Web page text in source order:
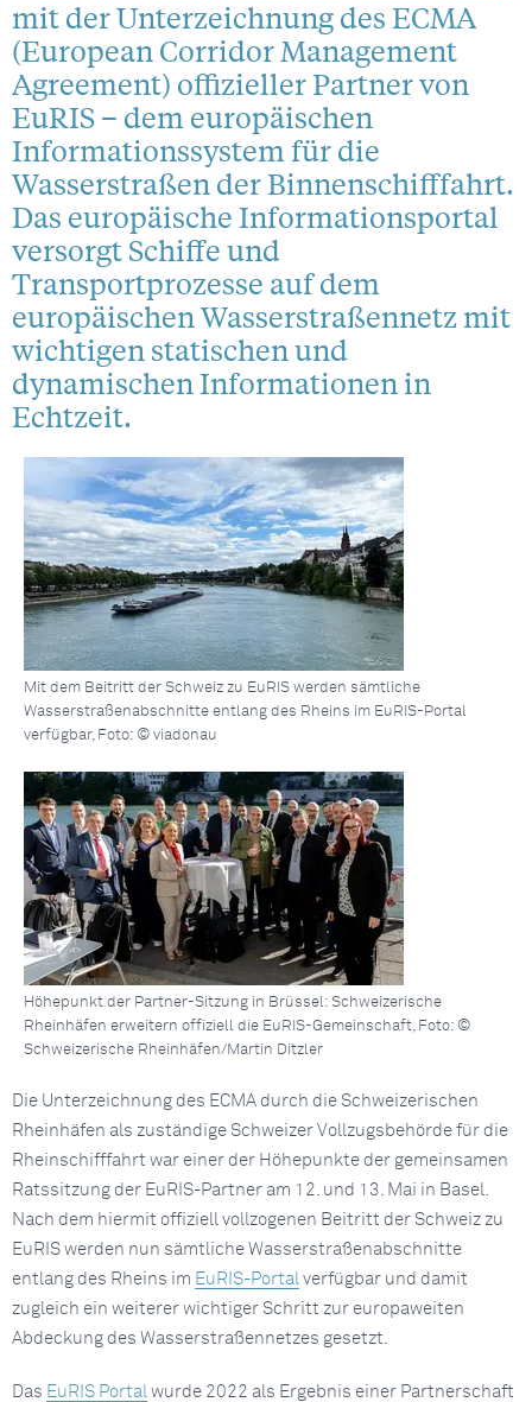
mit der Unterzeichnung des ECMA
(European Corridor Management
Agreement) offizieller Partner von
EuRIS – dem europäischen
Informationssystem für die
Wasserstraßen der Binnenschifffahrt.
Das europäische Informationsportal
versorgt Schiffe und
Transportprozesse auf dem
europäischen Wasserstraßennetz mit
wichtigen statischen und
dynamischen Informationen in
Echtzeit.
Mit dem Beitritt der Schweiz zu EuRIS werden sämtliche
Wasserstraßenabschnitte entlang des Rheins im EuRIS-Portal
verfügbar, Foto: © viadonau
Höhepunkt der Partner-Sitzung in Brüssel: Schweizerische
Rheinhäfen erweitern offiziell die EuRIS-Gemeinschaft, Foto: ©
Schweizerische Rheinhäfen/Martin Ditzler
Die Unterzeichnung des ECMA durch die Schweizerischen
Rheinhäfen als zuständige Schweizer Vollzugsbehörde für die
Rheinschifffahrt war einer der Höhepunkte der gemeinsamen
Ratssitzung der EuRIS-Partner am 12. und 13. Mai in Basel.
Nach dem hiermit offiziell vollzogenen Beitritt der Schweiz zu
EuRIS werden nun sämtliche Wasserstraßenabschnitte
entlang des Rheins im EuRIS-Portal verfügbar und damit
zugleich ein weiterer wichtiger Schritt zur europaweiten
Abdeckung des Wasserstraßennetzes gesetzt.
Das EuRIS Portal wurde 2022 als Ergebnis einer Partnerschaft